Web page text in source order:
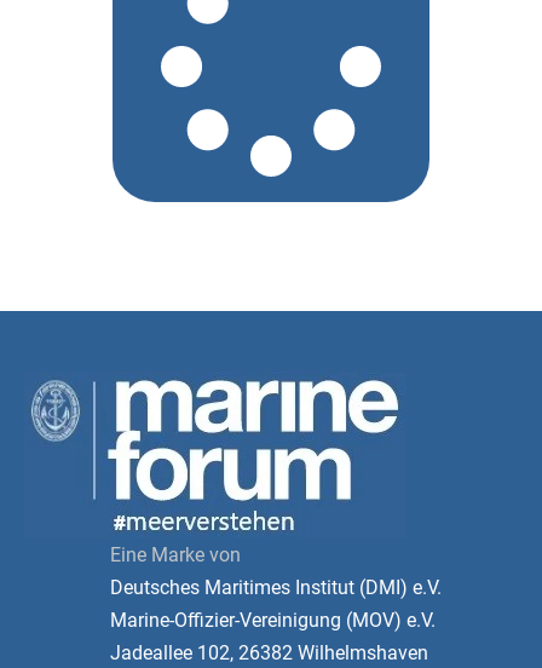
Eine Marke von
Deutsches Maritimes Institut (DMI) e.V.
Marine-Offizier-Vereinigung (MOV) e.V.
Jadeallee 102, 26382 Wilhelmshaven